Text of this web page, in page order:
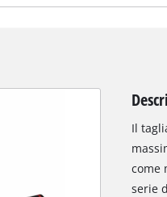
Il
come
serie